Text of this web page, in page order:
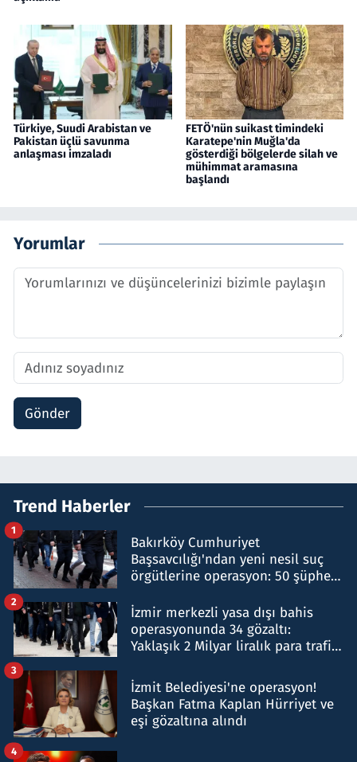
Türkiye, Suudi Arabistan ve
Pakistan üçlü savunma
anlaşması imzaladı
FETÖ'nün suikast timindeki
Karatepe'nin Muğla'da
gösterdiği bölgelerde silah ve
mühimmat aramasına
başlandı
Yorumlar
Gönder
Trend Haberler
Bakırköy Cumhuriyet
Başsavcılığı'ndan yeni nesil suç
örgütlerine operasyon: 50 şüpheli
1
İzmir merkezli yasa dışı bahis
operasyonunda 34 gözaltı:
Yaklaşık 2 Milyar liralık para trafiği
2
İzmit Belediyesi'ne operasyon!
Başkan Fatma Kaplan Hürriyet ve
eşi gözaltına alındı
3
4